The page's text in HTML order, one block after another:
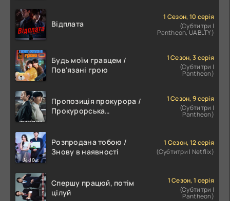
Відплата
1 Сезон, 10 серія
(Субтитри |
Pantheon, UABLTY)
Будь моїм гравцем /
Пов'язані грою
1 Сезон, 3 серія
(Субтитри |
Pantheon)
Пропозиція прокурора /
Прокурорська
1 Сезон, 9 серія
(Субтитри |
Pantheon)
Розпродана тобою /
Знову в наявності
1 Сезон, 12 серія
(Субтитри | Netflix)
Спершу працюй, потім
цілуй
1 Сезон, 1 серія
(Субтитри |
Pantheon)